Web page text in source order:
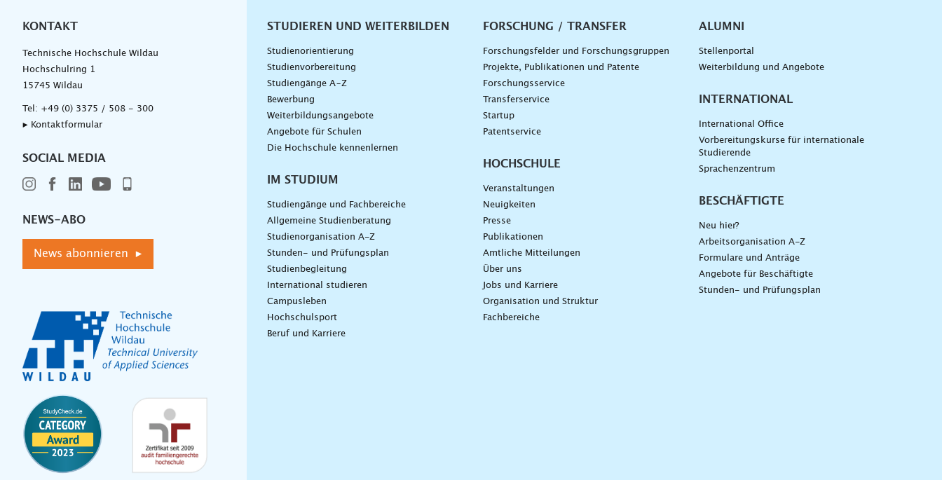
KONTAKT
Technische Hochschule Wildau
Hochschulring 1
15745 Wildau
Tel: +49 (0) 3375 / 508 - 300
▸ Kontaktformular
SOCIAL MEDIA
NEWS-ABO
News abonnieren ▸
Unternavigation
STUDIEREN UND WEITERBILDEN
Studienorientierung
Studienvorbereitung
Studiengänge A–Z
Bewerbung
Weiterbildungsangebote
Angebote für Schulen
Die Hochschule kennenlernen
IM STUDIUM
Studiengänge und Fachbereiche
Allgemeine Studienberatung
Studienorganisation A-Z
Stunden- und Prüfungsplan
Studienbegleitung
International studieren
Campusleben
Hochschulsport
Beruf und Karriere
FORSCHUNG / TRANSFER
Forschungsfelder und Forschungsgruppen
Projekte, Publikationen und Patente
Forschungsservice
Transferservice
Startup
Patentservice
HOCHSCHULE
Veranstaltungen
Neuigkeiten
Presse
Publikationen
Amtliche Mitteilungen
Über uns
Jobs und Karriere
Organisation und Struktur
Fachbereiche
ALUMNI
Stellenportal
Weiterbildung und Angebote
INTERNATIONAL
International Office
Vorbereitungskurse für internationale
Studierende
Sprachenzentrum
BESCHÄFTIGTE
Neu hier?
Arbeitsorganisation A-Z
Formulare und Anträge
Angebote für Beschäftigte
Stunden- und Prüfungsplan